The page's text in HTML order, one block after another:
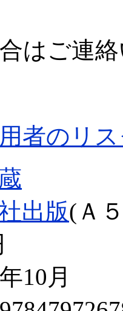
合はご連
者のリ
出版(Ａ
10月